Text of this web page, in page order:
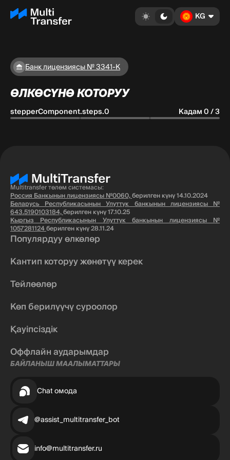
KG
Банк лицензиясы № 3341-К
ӨЛКӨСҮНӨ КОТОРУУ
stepperComponent.steps.0 Кадам 0 / 3
Multitransfer төлөм системасы:
Россия Банкынын лицензиясы №0060,берилген күнү 14.10.2024
Беларусь Республикасынын Улуттук банкынын лицензиясы №
643.5190103184,берилген күнү 17.10.25
Кыргыз Республикасынын Улуттук банкынын лицензиясы №
1057281124берилген күнү 28.11.24
Популярдуу өлкөлөр
Кантип которуу жөнөтүү керек
Тейлөөлөр
Көп берилүүчү суроолор
Қауіпсіздік
Оффлайн аударымдар
БАЙЛАНЫШ МААЛЫМАТТАРЫ
Chat омода
@assist_multitransfer_bot
info@multitransfer.ru